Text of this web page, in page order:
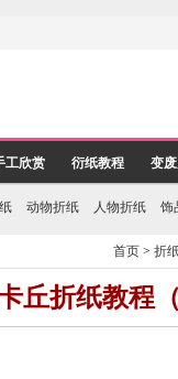
工欣赏 衍纸教程 变
动物折纸 人物折纸 饰
首页 >折
丘折纸教程